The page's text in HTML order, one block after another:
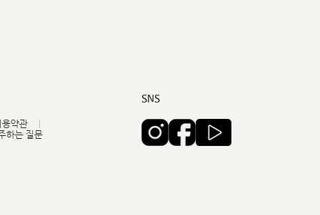
용약관
하는 질문
SNS